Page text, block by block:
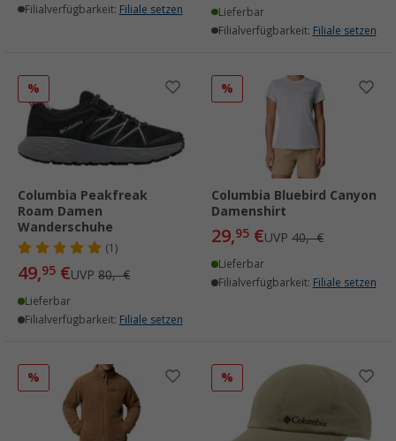
Filialverfügbarkeit: Filiale setzen
Lieferbar
Filialverfügbarkeit: Filiale setzen
%
Columbia Peakfreak
Roam Damen
Wanderschuhe
(1)
49,95 €UVP 80,- €
Lieferbar
Filialverfügbarkeit: Filiale setzen
%
Columbia Bluebird Canyon
Damenshirt
29,95 €UVP 40,- €
Lieferbar
Filialverfügbarkeit: Filiale setzen
% %